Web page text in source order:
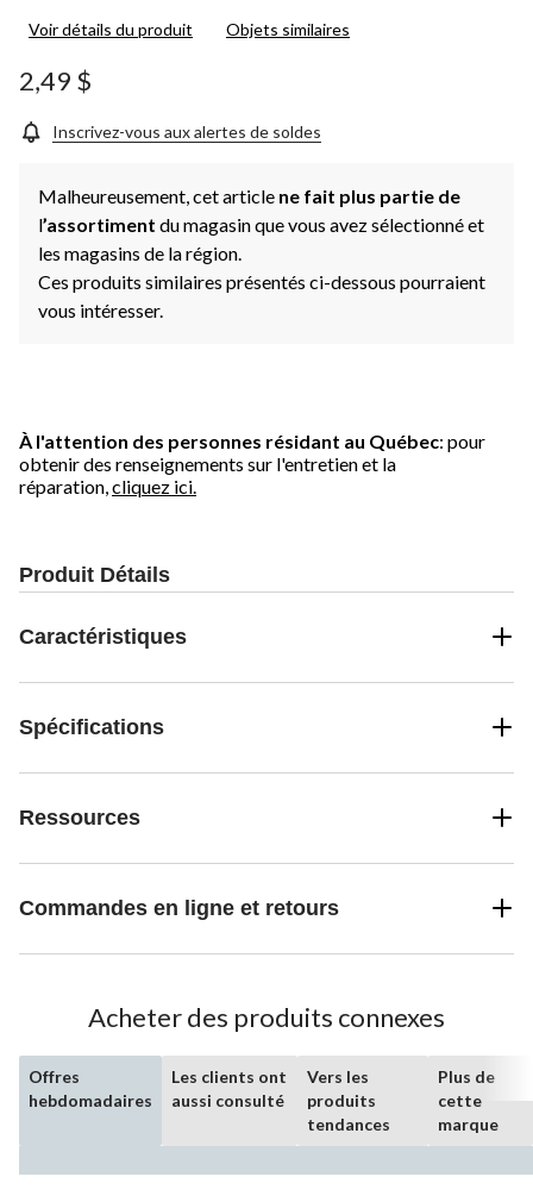
Voir détails du produit Objets similaires
2,49 $
Inscrivez-vous aux alertes de soldes
Malheureusement, cet article ne fait plus partie de
l’assortiment du magasin que vous avez sélectionné et
les magasins de la région.
Ces produits similaires présentés ci-dessous pourraient
vous intéresser.
À l'attention des personnes résidant au Québec: pour
obtenir des renseignements sur l'entretien et la
réparation, cliquez ici.
Produit Détails
Caractéristiques
Spécifications
Ressources
Commandes en ligne et retours
Acheter des produits connexes
Offres
hebdomadaires
Les clients ont
aussi consulté
Vers les
produits
tendances
Plus de
cette
marque